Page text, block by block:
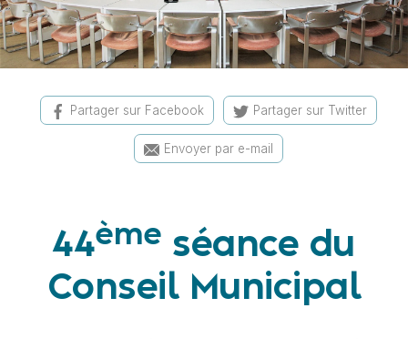
Partager sur Facebook Partager sur Twitter
Envoyer par e-mail
44ème séance du
Conseil Municipal